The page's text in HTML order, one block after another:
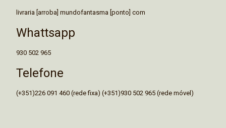
livraria [arroba] mundofantasma [ponto] com
Whattsapp
930 502 965
Telefone
(+351)226 091 460 (rede fixa) (+351)930 502 965 (rede móvel)